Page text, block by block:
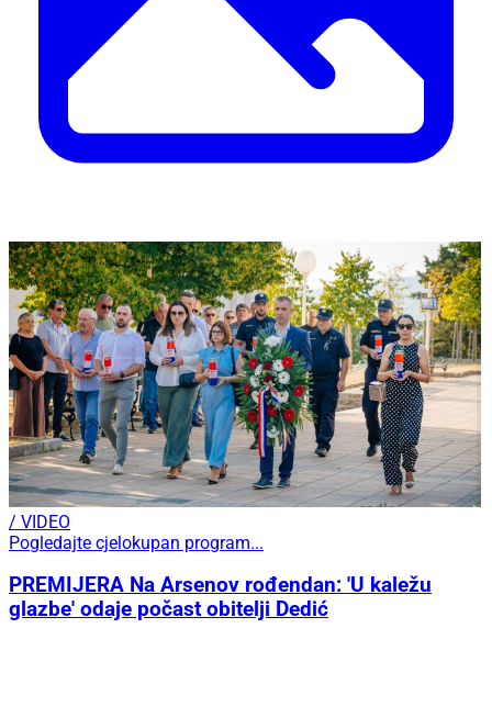
/ VIDEO
Pogledajte cjelokupan program...
PREMIJERA Na Arsenov rođendan: 'U kaležu
glazbe' odaje počast obitelji Dedić